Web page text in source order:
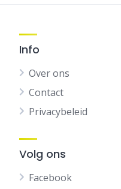
Info
Over ons
Contact
Privacybeleid
Volg ons
Facebook